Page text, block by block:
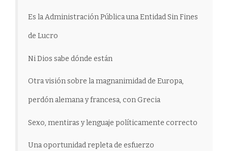
Es la Administración Pública una Entidad Sin Fines
de Lucro
Ni Dios sabe dónde están
Otra visión sobre la magnanimidad de Europa,
perdón alemana y francesa, con Grecia
Sexo, mentiras y lenguaje políticamente correcto
Una oportunidad repleta de esfuerzo